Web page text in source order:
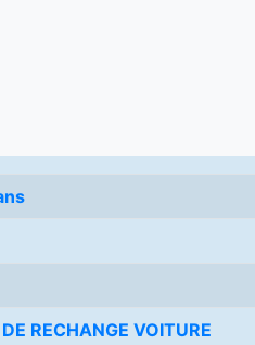
DE RECHANGE VOITURE